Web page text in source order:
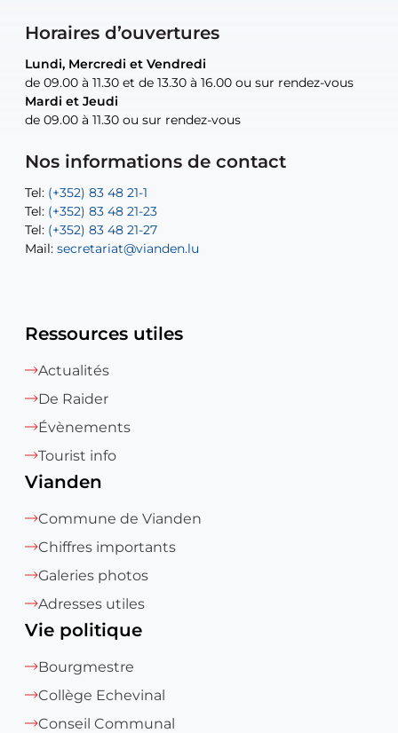
Horaires d’ouvertures
Lundi, Mercredi et Vendredi
de 09.00 à 11.30 et de 13.30 à 16.00 ou sur rendez-vous
Mardi et Jeudi
de 09.00 à 11.30 ou sur rendez-vous
Nos informations de contact
Tel: (+352) 83 48 21-1
Tel: (+352) 83 48 21-23
Tel: (+352) 83 48 21-27
Mail: secretariat@vianden.lu
Lundi, Mercredi et Vendredi
de 09.00 à 11.30 et de 13.30 à 16.00 ou sur rendez-vous
Mardi et Jeudi
de 09.00 à 11.30 ou sur rendez-vous
Tel: (+352) 83 48 21-20
Tel: (+352) 83 48 21-22
Mail:sofia.carvalho@vianden.lu
Mail: diane.storn@vianden.lu
uniquement sur rendez-vous
Mail:recette@vianden.lu
uniquement sur rendez-vous
Tel:(+352) 83 48 21-31
uniquement sur rendez-vous
Tel:Permanence (Fuite d’eau) : 83 48 21 61
Ressources utiles
Actualités
De Raider
Évènements
Tourist info
Vianden
Commune de Vianden
Chiffres importants
Galeries photos
Adresses utiles
Vie politique
Bourgmestre
Collège Echevinal
Conseil Communal